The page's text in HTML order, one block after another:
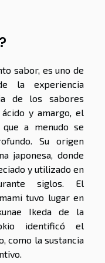
sabor, es uno de
la experiencia
de los sabores
y amargo, el
a menudo se
Su origen
japonesa, donde
y utilizado en
siglos. El
tuvo lugar en
Ikeda de la
identificó el
como la sustancia